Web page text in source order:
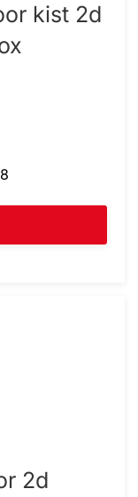
kist 2d
2d